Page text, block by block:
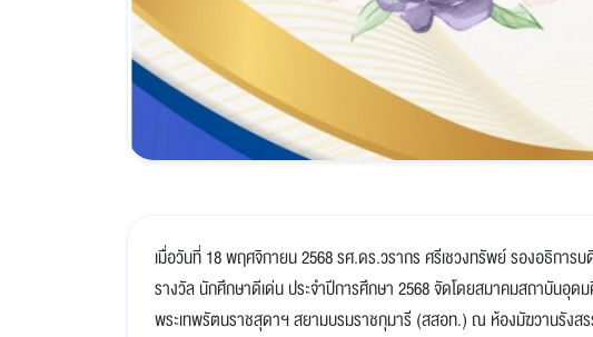
เมื่อวันที่ 18 พฤศจิกายน 2568 รศ.ดร.วรากร ศรีเชวงทรัพย์ รองอธิกา
รางวัล นักศึกษาดีเด่น ประจำปีการศึกษา 2568 จัดโดยสมาคมสถาบันอุดม
พระเทพรัตนราชสุดาฯ สยามบรมราชกุมารี (สสอท.) ณ ห้องมัฆวานรังส